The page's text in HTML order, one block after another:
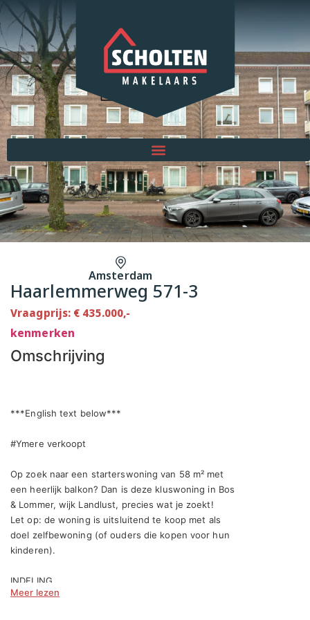
Amsterdam
Haarlemmerweg 571-3
Vraagprijs: € 435.000,-
kenmerken
Omschrijving
***English text below***
#Ymere verkoopt
Op zoek naar een starterswoning van 58 m² met
een heerlijk balkon? Dan is deze kluswoning in Bos
& Lommer, wijk Landlust, precies wat je zoekt!
Let op: de woning is uitsluitend te koop met als
doel zelfbewoning (of ouders die kopen voor hun
kinderen).
INDELING
Meer lezen